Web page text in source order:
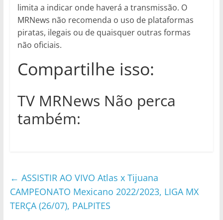
limita a indicar onde haverá a transmissão. O
MRNews não recomenda o uso de plataformas
piratas, ilegais ou de quaisquer outras formas
não oficiais.
Compartilhe isso:
TV MRNews Não perca
também:
← ASSISTIR AO VIVO Atlas x Tijuana
CAMPEONATO Mexicano 2022/2023, LIGA MX
TERÇA (26/07), PALPITES